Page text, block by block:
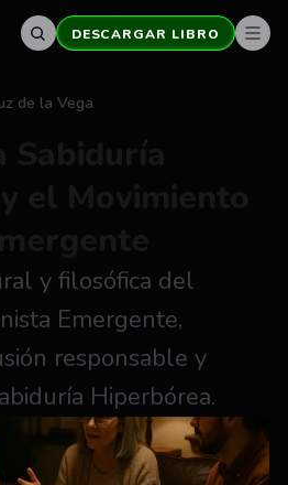
DESCARGAR LIBRO
de la Vega
y filosófica del
Emergente,
responsable y
Hiperbórea.